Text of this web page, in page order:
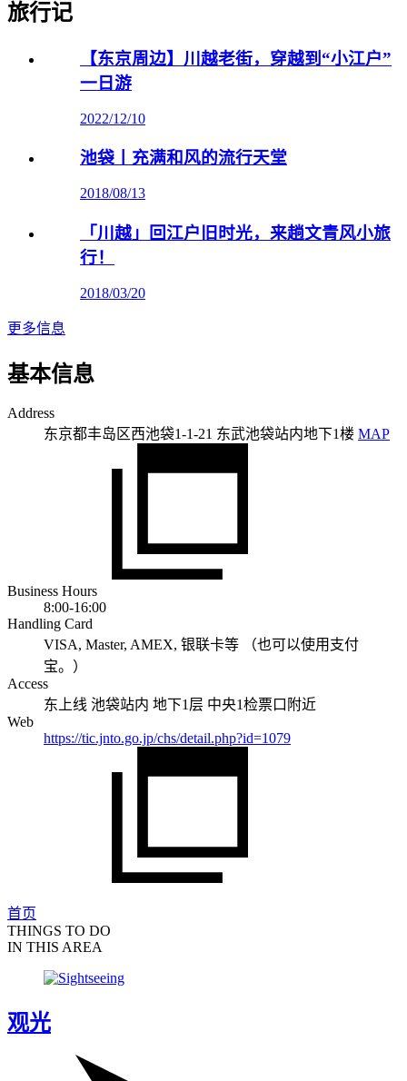
旅行记
【东京周边】川越老街，穿越到“小江户”
一日游
2022/12/10
池袋丨充满和风的流行天堂
2018/08/13
「川越」回江户旧时光，来趟文青风小旅
行！
2018/03/20
更多信息
基本信息
Address
东京都丰岛区西池袋1-1-21 东武池袋站内地下1楼 MAP
Business Hours
8:00-16:00
Handling Card
VISA, Master, AMEX, 银联卡等 （也可以使用支付
宝。）
Access
东上线 池袋站内 地下1层 中央1检票口附近
Web
https://tic.jnto.go.jp/chs/detail.php?id=1079
首页
THINGS TO DO
IN THIS AREA
观光